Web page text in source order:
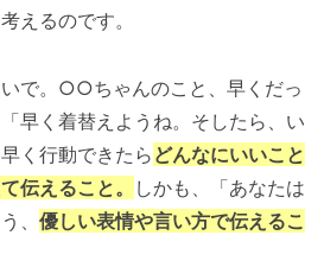
えるのです。
で。○○ちゃんのこと、早くだっ
早く着替えようね。そしたら、い
く行動できたらどんなにいいこと
伝えること。
しかも、「あなたは
、 優しい表情や言い方で伝えるこ